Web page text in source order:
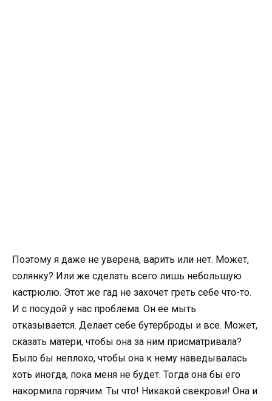
Поэтому я даже не уверена, варить или нет. Может,
солянку? Или же сделать всего лишь небольшую
кастрюлю. Этот же гад не захочет греть себе что-то.
И с посудой у нас проблема. Он ее мыть
отказывается. Делает себе бутерброды и все. Может,
сказать матери, чтобы она за ним присматривала?
Было бы неплохо, чтобы она к нему наведывалась
хоть иногда, пока меня не будет. Тогда она бы его
накормила горячим. Ты что! Никакой свекрови! Она и